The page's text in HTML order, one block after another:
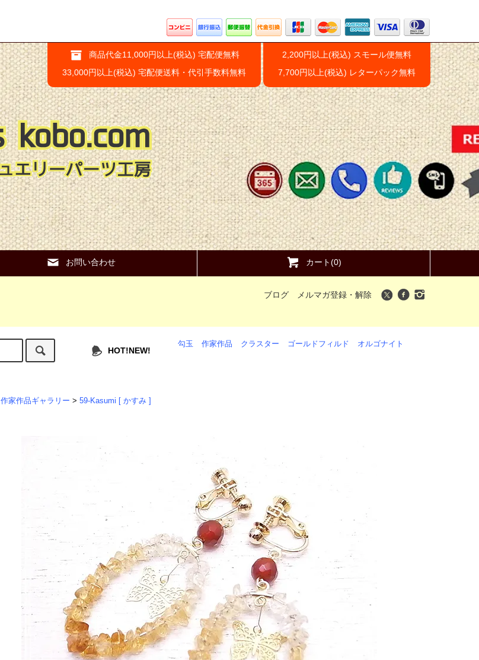
商品代金11,000円以上(税込) 宅配便無料
33,000円以上(税込) 宅配便送料・代引手数料無料
2,200円以上(税込) スモール便無料
7,700円以上(税込) レターパック無料
お問い合わせ カート(0)
ブログ メルマガ登録・解除
HOT!NEW!
勾玉 作家作品 クラスター ゴールドフィルド オルゴナイト
作家作品ギャラリー > 59-Kasumi [ かすみ ]